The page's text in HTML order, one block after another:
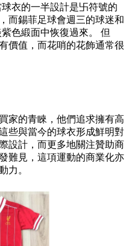
衣的一半設計是卐符號的
而錫菲足球會週三的球迷和
色緞面中恢復過來。 但
價值，而花哨的花飾通常很
家的青睞，他們追求擁有高
些與當今的球衣形成鮮明對
設計，而更多地關注贊助商
難見，這項運動的商業化亦
力。